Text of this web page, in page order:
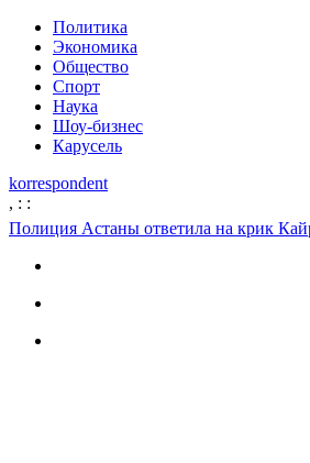
Политика
Экономика
Общество
Спорт
Наука
Шоу-бизнес
Карусель
korrespondent
, : :
Полиция Астаны ответила на крик